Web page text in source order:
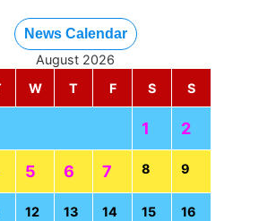
News Calendar
August 2026
W T F S S
1 2
5 6 7 8 9
12 13 14 15 16